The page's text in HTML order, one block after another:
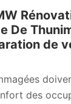
De
de
des